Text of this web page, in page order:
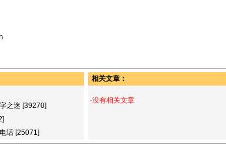
之迷 [39270]
话 [25071]
相关文章：
·没有相关文章